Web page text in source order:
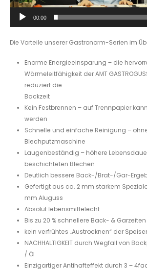
00:00
Die Vorteile unserer Gastronorm-Serien im
Enorme Energieeinsparung – die
Wärmeleitfähigkeit der AMT
reduziert die
Backzeit
Kein Festbrennen – auf Trennpapier
werden
Schnelle und einfache Reinigung –
Blechputzmaschine
Laugenbeständig – höhere
beschichteten Blechen
Deutlich bessere Back-/Brat-/Gar-
Gefertigt aus ca. 2 mm starkem
mm Aluguss
Absolut lebensmittelecht
Bis zu 20 % schnellere Back- & Garzeiten
kein verfrühtes „Austrocknen“ der
NACHHALTIGKEIT durch Wegfall von
/ Öl
Einzigartiger Antihafteffekt durch 3 –